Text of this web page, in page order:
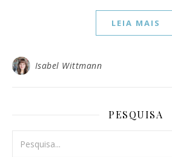
LEIA MAIS
Isabel Wittmann
PESQUISA